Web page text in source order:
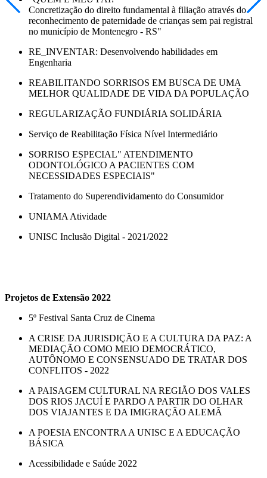
Concretização do direito fundamental à filiação através do
reconhecimento de paternidade de crianças sem pai registral
no município de Montenegro - RS"
RE_INVENTAR: Desenvolvendo habilidades em
Engenharia
REABILITANDO SORRISOS EM BUSCA DE UMA
MELHOR QUALIDADE DE VIDA DA POPULAÇÃO
REGULARIZAÇÃO FUNDIÁRIA SOLIDÁRIA
Serviço de Reabilitação Física Nível Intermediário
SORRISO ESPECIAL" ATENDIMENTO
ODONTOLÓGICO A PACIENTES COM
NECESSIDADES ESPECIAIS"
Tratamento do Superendividamento do Consumidor
UNIAMA Atividade
UNISC Inclusão Digital - 2021/2022
Projetos de Extensão 2022
5º Festival Santa Cruz de Cinema
A CRISE DA JURISDIÇÃO E A CULTURA DA PAZ: A
MEDIAÇÃO COMO MEIO DEMOCRÁTICO,
AUTÔNOMO E CONSENSUADO DE TRATAR DOS
CONFLITOS - 2022
A PAISAGEM CULTURAL NA REGIÃO DOS VALES
DOS RIOS JACUÍ E PARDO A PARTIR DO OLHAR
DOS VIAJANTES E DA IMIGRAÇÃO ALEMÃ
A POESIA ENCONTRA A UNISC E A EDUCAÇÃO
BÁSICA
Acessibilidade e Saúde 2022